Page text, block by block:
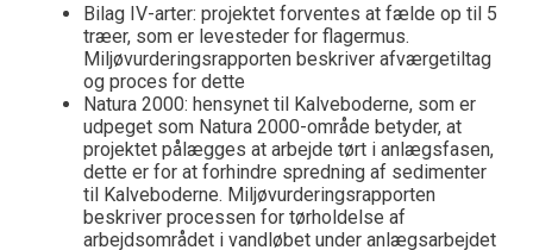
Bilag IV-arter: projektet forventes at fælde op til 5
træer, som er levesteder for flagermus.
Miljøvurderingsrapporten beskriver afværgetiltag
og proces for dette
Natura 2000: hensynet til Kalveboderne, som er
udpeget som Natura 2000-område betyder, at
projektet pålægges at arbejde tørt i anlægsfasen,
dette er for at forhindre spredning af sedimenter
til Kalveboderne. Miljøvurderingsrapporten
beskriver processen for tørholdelse af
arbejdsområdet i vandløbet under anlægsarbejdet